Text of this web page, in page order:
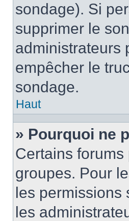
sondage). Si
supprimer le
administrateurs
empêcher le
sondage.
Haut
» Pourquoi ne
Certains
groupes. Pour
les permissions
les